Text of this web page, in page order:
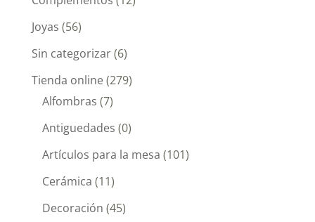
Joyas (56)
Sin categorizar(6)
Tienda online(279)
Alfombras (7)
Antiguedades (0)
Artículos para la mesa (101)
Cerámica (11)
Decoración (45)